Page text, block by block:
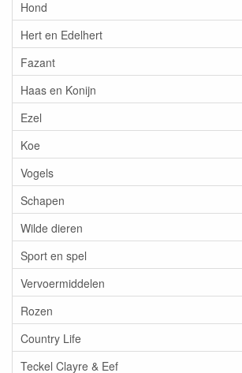
Hond
Hert en Edelhert
Fazant
Haas en Konijn
Ezel
Koe
Vogels
Schapen
Wilde dieren
Sport en spel
Vervoermiddelen
Rozen
Country Life
Teckel Clayre & Eef